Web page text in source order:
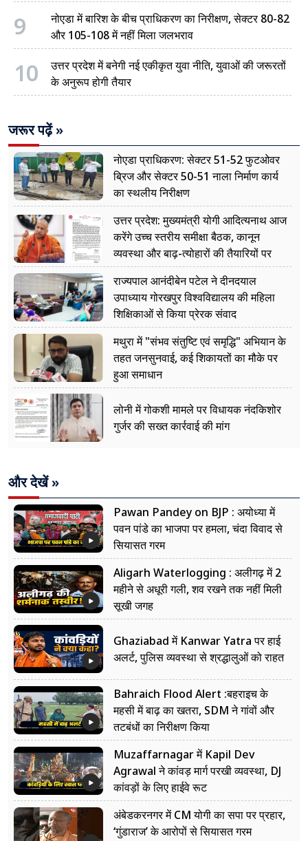
9
नोएडा में बारिश के बीच प्राधिकरण का निरीक्षण, सेक्टर 80-82
और 105-108 में नहीं मिला जलभराव
10
उत्तर प्रदेश में बनेगी नई एकीकृत युवा नीति, युवाओं की जरूरतों
के अनुरूप होगी तैयार
जरूर पढ़ें »
नोएडा प्राधिकरण: सेक्टर 51-52 फुटओवर
ब्रिज और सेक्टर 50-51 नाला निर्माण कार्य
का स्थलीय निरीक्षण
उत्तर प्रदेश: मुख्यमंत्री योगी आदित्यनाथ आज
करेंगे उच्च स्तरीय समीक्षा बैठक, कानून
व्यवस्था और बाढ़-त्योहारों की तैयारियों पर
नजर
राज्यपाल आनंदीबेन पटेल ने दीनदयाल
उपाध्याय गोरखपुर विश्वविद्यालय की महिला
शिक्षिकाओं से किया प्रेरक संवाद
मथुरा में "संभव संतुष्टि एवं समृद्धि" अभियान के
तहत जनसुनवाई, कई शिकायतों का मौके पर
हुआ समाधान
लोनी में गोकशी मामले पर विधायक नंदकिशोर
गुर्जर की सख्त कार्रवाई की मांग
और देखें »
Pawan Pandey on BJP : अयोध्या में
पवन पांडे का भाजपा पर हमला, चंदा विवाद से
सियासत गरम
Aligarh Waterlogging : अलीगढ़ में 2
महीने से अधूरी गली, शव रखने तक नहीं मिली
सूखी जगह
Ghaziabad में Kanwar Yatra पर हाई
अलर्ट, पुलिस व्यवस्था से श्रद्धालुओं को राहत
Bahraich Flood Alert :बहराइच के
महसी में बाढ़ का खतरा, SDM ने गांवों और
तटबंधों का निरीक्षण किया
Muzaffarnagar में Kapil Dev
Agrawal ने कांवड़ मार्ग परखी व्यवस्था, DJ
कांवड़ों के लिए हाईवे रूट
अंबेडकरनगर में CM योगी का सपा पर प्रहार,
‘गुंडाराज’ के आरोपों से सियासत गरम